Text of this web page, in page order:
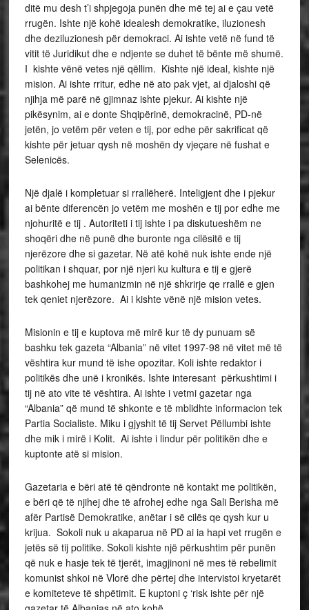
ditë mu desh t’i shpjegoja punën dhe më tej ai e çau vetë
rrugën. Ishte një kohë idealesh demokratike, iluzionesh
dhe deziluzionesh për demokraci. Ai ishte vetë në fund të
vitit të Juridikut dhe e ndjente se duhet të bënte më shumë.
I kishte vënë vetes një qëllim. Kishte një ideal, kishte një
mision. Ai ishte rritur, edhe në ato pak vjet, ai djaloshi që
njihja më parë në gjimnaz ishte pjekur. Ai kishte një
pikësynim, ai e donte Shqipërinë, demokracinë, PD-në
jetën, jo vetëm për veten e tij, por edhe për sakrificat që
kishte për jetuar qysh në moshën dy vjeçare në fushat e
Selenicës.
Një djalë i kompletuar si rrallëherë. Inteligjent dhe i pjekur
ai bënte diferencën jo vetëm me moshën e tij por edhe me
njohuritë e tij . Autoriteti i tij ishte i pa diskutueshëm ne
shoqëri dhe në punë dhe buronte nga cilësitë e tij
njerëzore dhe si gazetar. Në atë kohë nuk ishte ende një
politikan i shquar, por një njeri ku kultura e tij e gjerë
bashkohej me humanizmin në një shkrirje qe rrallë e gjen
tek qeniet njerëzore. Ai i kishte vënë një mision vetes.
Misionin e tij e kuptova më mirë kur të dy punuam së
bashku tek gazeta “Albania” në vitet 1997-98 në vitet më të
vështira kur mund të ishe opozitar. Koli ishte redaktor i
politikës dhe unë i kronikës. Ishte interesant përkushtimi i
tij në ato vite të vështira. Ai ishte i vetmi gazetar nga
“Albania” që mund të shkonte e të mblidhte informacion tek
Partia Socialiste. Miku i gjyshit të tij Servet Pëllumbi ishte
dhe mik i mirë i Kolit. Ai ishte i lindur për politikën dhe e
kuptonte atë si mision.
Gazetaria e bëri atë të qëndronte në kontakt me politikën,
e bëri që të njihej dhe të afrohej edhe nga Sali Berisha më
afër Partisë Demokratike, anëtar i së cilës qe qysh kur u
krijua. Sokoli nuk u akaparua në PD ai ia hapi vet rrugën e
jetës së tij politike. Sokoli kishte një përkushtim për punën
që nuk e hasje tek të tjerët, imagjinoni në mes të rebelimit
komunist shkoi në Vlorë dhe përtej dhe intervistoi kryetarët
e komiteteve të shpëtimit. E kuptoni ç ‘risk ishte për një